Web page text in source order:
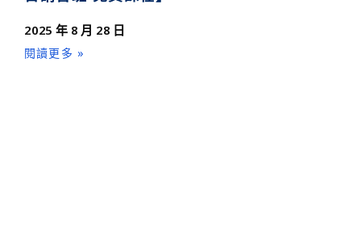
2025 年 8 月 28 日
閱讀更多 »